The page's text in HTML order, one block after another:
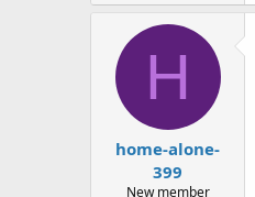
H
home-alone-
399
New member